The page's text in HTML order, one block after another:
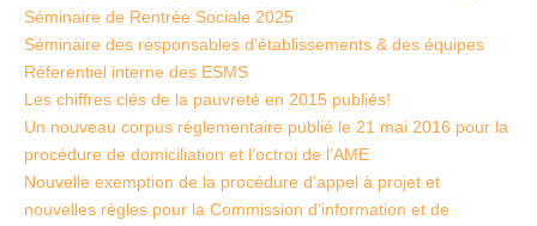
Séminaire de Rentrée Sociale 2025
Séminaire des responsables d’établissements & des équipes
Réferentiel interne des ESMS
Les chiffres clés de la pauvreté en 2015 publiés!
Un nouveau corpus réglementaire publié le 21 mai 2016 pour la
procédure de domiciliation et l’octroi de l’AME
Nouvelle exemption de la procédure d’appel à projet et
nouvelles règles pour la Commission d’information et de